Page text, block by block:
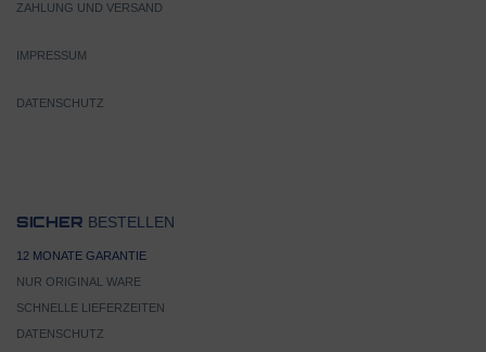
ZAHLUNG UND VERSAND
IMPRESSUM
DATENSCHUTZ
SICHER BESTELLEN
12 MONATE GARANTIE
NUR ORIGINAL WARE
SCHNELLE LIEFERZEITEN
DATENSCHUTZ